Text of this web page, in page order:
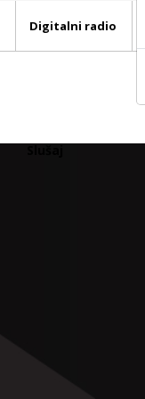
Digitalni radio